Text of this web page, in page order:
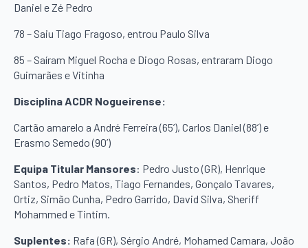
Daniel e Zé Pedro
78 – Saiu Tiago Fragoso, entrou Paulo Silva
85 – Saíram Miguel Rocha e Diogo Rosas, entraram Diogo
Guimarães e Vitinha
Disciplina ACDR Nogueirense:
Cartão amarelo a André Ferreira (65’), Carlos Daniel (88’) e
Erasmo Semedo (90’)
Equipa Titular Mansores: Pedro Justo (GR), Henrique
Santos, Pedro Matos, Tiago Fernandes, Gonçalo Tavares,
Ortiz, Simão Cunha, Pedro Garrido, David Silva, Sheriff
Mohammed e Tintim.
Suplentes: Rafa (GR), Sérgio André, Mohamed Camara, João